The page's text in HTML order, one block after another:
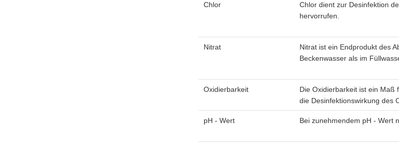
Chlor
Chlor dient zur Desinfektion
hervorrufen.
Nitrat
Nitrat ist ein Endprodukt des
Beckenwasser als im
Oxidierbarkeit
Die Oxidierbarkeit ist ein Maß
die Desinfektionswirkung des
pH - Wert Bei zunehmendem pH - Wert